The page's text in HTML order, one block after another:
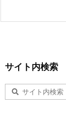
サイト内検索